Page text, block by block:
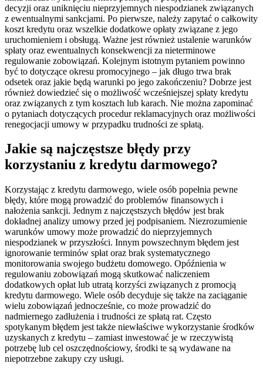
decyzji oraz uniknięciu nieprzyjemnych niespodzianek związanych
z ewentualnymi sankcjami. Po pierwsze, należy zapytać o całkowity
koszt kredytu oraz wszelkie dodatkowe opłaty związane z jego
uruchomieniem i obsługą. Ważne jest również ustalenie warunków
spłaty oraz ewentualnych konsekwencji za nieterminowe
regulowanie zobowiązań. Kolejnym istotnym pytaniem powinno
być to dotyczące okresu promocyjnego – jak długo trwa brak
odsetek oraz jakie będą warunki po jego zakończeniu? Dobrze jest
również dowiedzieć się o możliwość wcześniejszej spłaty kredytu
oraz związanych z tym kosztach lub karach. Nie można zapominać
o pytaniach dotyczących procedur reklamacyjnych oraz możliwości
renegocjacji umowy w przypadku trudności ze spłatą.
Jakie są najczęstsze błędy przy
korzystaniu z kredytu darmowego?
Korzystając z kredytu darmowego, wiele osób popełnia pewne
błędy, które mogą prowadzić do problemów finansowych i
nałożenia sankcji. Jednym z najczęstszych błędów jest brak
dokładnej analizy umowy przed jej podpisaniem. Niezrozumienie
warunków umowy może prowadzić do nieprzyjemnych
niespodzianek w przyszłości. Innym powszechnym błędem jest
ignorowanie terminów spłat oraz brak systematycznego
monitorowania swojego budżetu domowego. Opóźnienia w
regulowaniu zobowiązań mogą skutkować naliczeniem
dodatkowych opłat lub utratą korzyści związanych z promocją
kredytu darmowego. Wiele osób decyduje się także na zaciąganie
wielu zobowiązań jednocześnie, co może prowadzić do
nadmiernego zadłużenia i trudności ze spłatą rat. Często
spotykanym błędem jest także niewłaściwe wykorzystanie środków
uzyskanych z kredytu – zamiast inwestować je w rzeczywistą
potrzebę lub cel oszczędnościowy, środki te są wydawane na
niepotrzebne zakupy czy usługi.